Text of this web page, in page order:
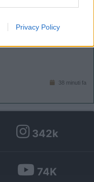
storage
Privacy Policy
38 minuti fa
342k
74K